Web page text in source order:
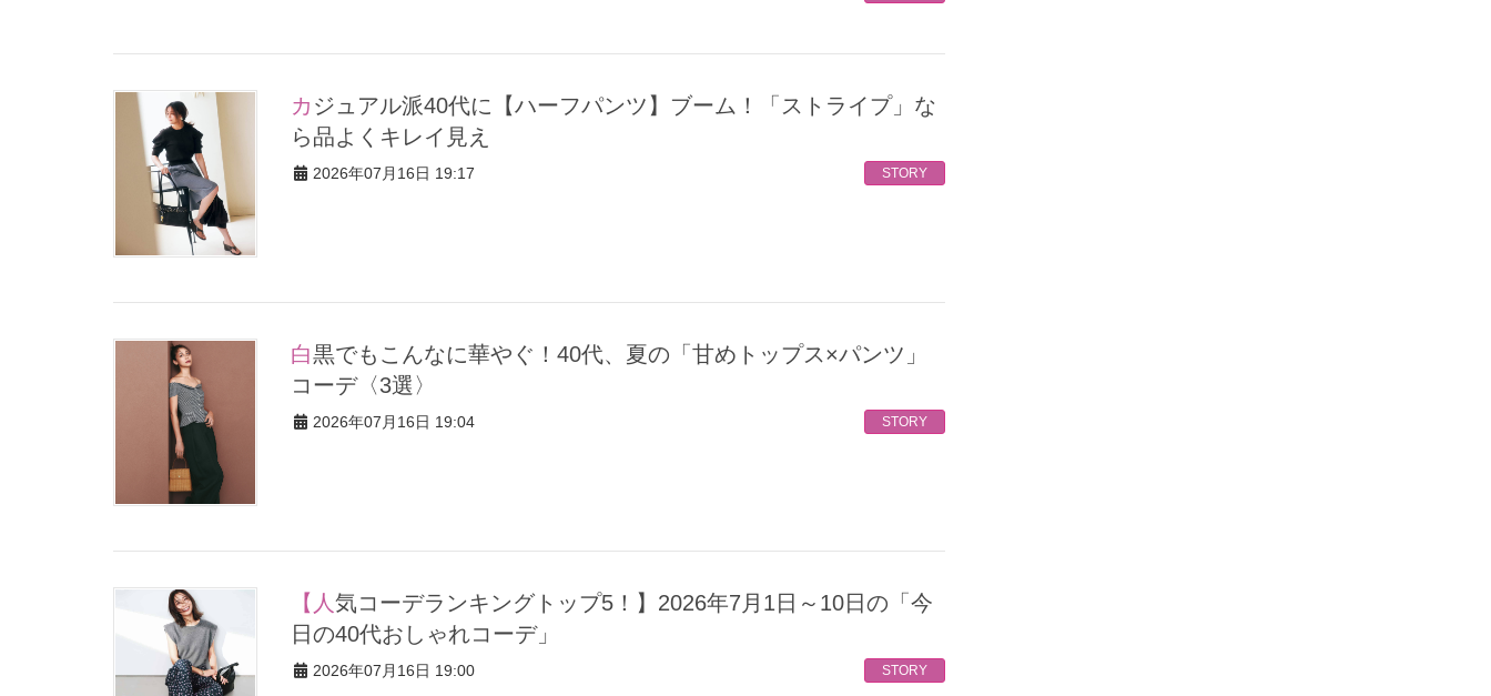
カジュアル派40代に【ハーフパンツ】ブーム！「ストライプ」な
ら品よくキレイ見え
2026年07月16日 19:17 STORY
白黒でもこんなに華やぐ！40代、夏の「甘めトップス×パンツ」
コーデ〈3選〉
2026年07月16日 19:04 STORY
【人気コーデランキングトップ5！】2026年7月1日～10日の「今
日の40代おしゃれコーデ」
2026年07月16日 19:00 STORY